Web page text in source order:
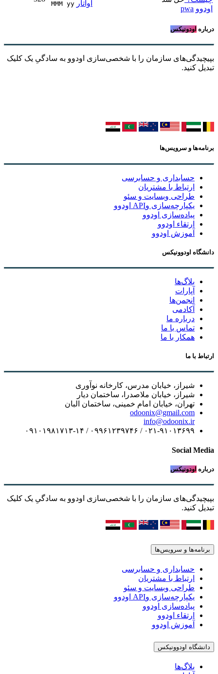
اودوو pwa
MMM yy
درباره اودونیکس
بپیچیدگی‌های سازمان را با شخصی‌سازی اودوو به سادگیِ یک کلیک
تبدیل کنید.
برنامه‌ها و سرویس‌ها
حسابداری و حسابرسی
ارتباط با مشتریان
طراحی وبسایت و سئو
یکپارچه‌سازی وAPI اودوو
پیاده‌سازی اودوو
ارتقاء اودوو
آموزش اودوو
دانشگاه اودوونیکس
بلاگ‌ها
آپارات
انجمن‌ها
آکادمی
درباره ما
تماس با ما
همکار با ما
ارتباط با ما
شیراز، خیابان مدرس، کارخانه نوآوری
شیراز، خیابان ملاصدرا، ساختمان دیار
تهران، خیابان امام خمینی، ساختمان البان
odoonix@gmail.com
info@odoonix.ir
۰۲۱-۹۱۰۱۳۶۹۹ / ۰۹۹۶۱۲۳۹۷۴۶ / ۰۹۱۰۱۹۸۱۷۱۳-۱۴
Social Media
درباره اودونیکس
بپیچیدگی‌های سازمان را با شخصی‌سازی اودوو به سادگیِ یک کلیک
تبدیل کنید.
برنامه‌ها و سرویس‌ها
حسابداری و حسابرسی
ارتباط با مشتریان
طراحی وبسایت و سئو
یکپارچه‌سازی وAPI اودوو
پیاده‌سازی اودوو
ارتقاء اودوو
آموزش اودوو
دانشگاه اودوونیکس
بلاگ‌ها